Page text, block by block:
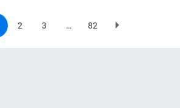
Page
2 Page
3 …
Last
82
Next